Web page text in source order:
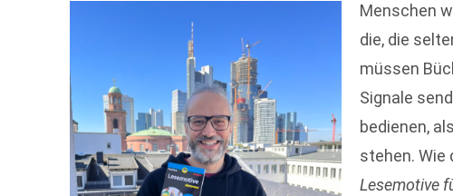
Menschen
die, die
müssen
Signale
bedienen,
stehen. Wie
Lesemotive